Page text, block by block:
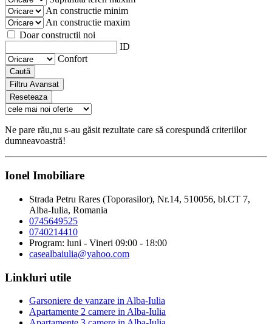
An constructie minim
An constructie maxim
Doar constructii noi
ID
Confort
Caută
Filtru Avansat
Reseteaza
Ne pare rău,nu s-au găsit rezultate care să corespundă criteriilor
dumneavoastră!
Ionel Imobiliare
Strada Petru Rares (Toporasilor), Nr.14, 510056, bl.CT 7,
Alba-Iulia, Romania
0745649525
0740214410
Program: luni - Vineri 09:00 - 18:00
casealbaiulia@yahoo.com
Linkluri utile
Garsoniere de vanzare in Alba-Iulia
Apartamente 2 camere in Alba-Iulia